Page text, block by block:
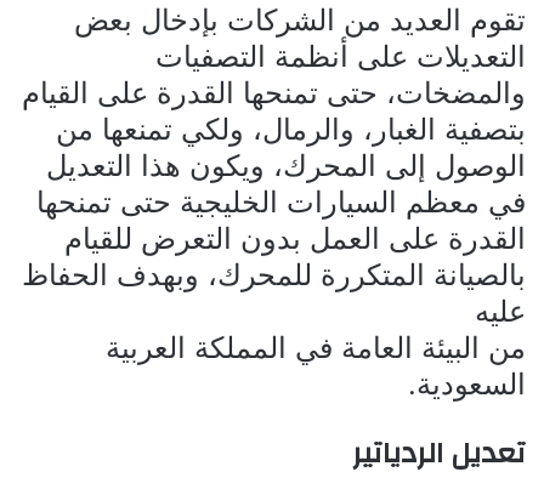
تقوم العديد من الشركات بإدخال بعض
التعديلات على أنظمة التصفيات
والمضخات، حتى تمنحها القدرة على القيام
بتصفية الغبار، والرمال، ولكي تمنعها من
الوصول إلى المحرك، ويكون هذا التعديل
في معظم السيارات الخليجية حتى تمنحها
القدرة على العمل بدون التعرض للقيام
بالصيانة المتكررة للمحرك، وبهدف الحفاظ
عليه
من البيئة العامة في المملكة العربية
السعودية.
تعديل الردياتير